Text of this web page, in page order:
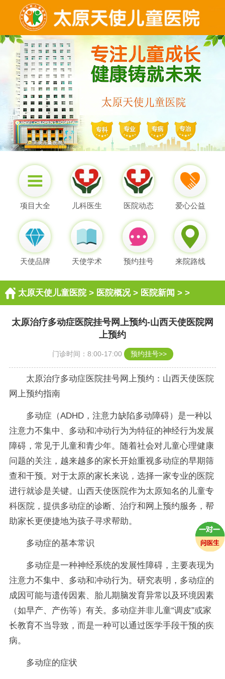
项目大全 儿科医生 医院动态 爱心公益
天使品牌 天使学术 预约挂号 来院路线
太原天使儿童医院> 医院概况> 医院新闻 > >
太原治疗多动症医院挂号网上预约-山西天使医院网
上预约
门诊时间：8:00-17:00 预约挂号>>
太原治疗多动症医院挂号网上预约：山西天使医院
网上预约指南
多动症（ADHD，注意力缺陷多动障碍）是一种以
注意力不集中、多动和冲动行为为特征的神经行为发展
障碍，常见于儿童和青少年。随着社会对儿童心理健康
问题的关注，越来越多的家长开始重视多动症的早期筛
查和干预。对于太原的家长来说，选择一家专业的医院
进行就诊是关键。山西天使医院作为太原知名的儿童专
科医院，提供多动症的诊断、治疗和网上预约服务，帮
助家长更便捷地为孩子寻求帮助。
多动症的基本常识
多动症是一种神经系统的发展性障碍，主要表现为
注意力不集中、多动和冲动行为。研究表明，多动症的
成因可能与遗传因素、胎儿期脑发育异常以及环境因素
（如早产、产伤等）有关。多动症并非儿童“调皮”或家
长教育不当导致，而是一种可以通过医学手段干预的疾
病。
多动症的症状